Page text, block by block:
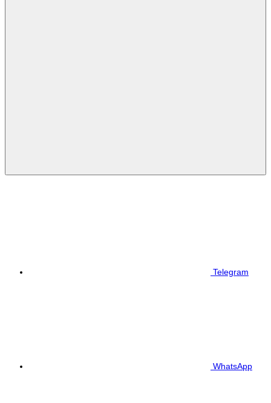
Telegram
WhatsApp